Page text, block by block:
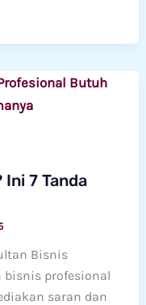
7 Tanda
Bisnis
bisnis profesional
saran dan